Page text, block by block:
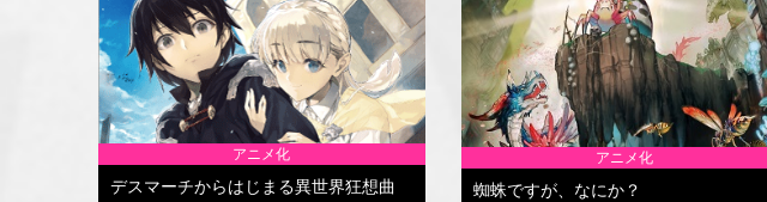
アニメ化
デスマーチからはじまる異世界狂想曲
アニメ化
蜘蛛ですが、なにか？